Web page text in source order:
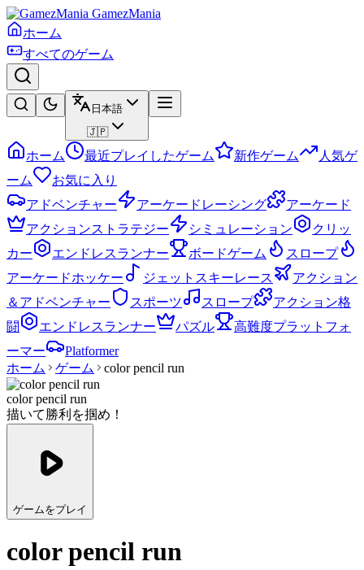
GamezMania
ホーム
すべてのゲーム
日本語
🇯🇵
ホーム 最近プレイしたゲーム 新作ゲーム
人気ゲ
ーム
お気に入り
アドベンチャー
アーケードレーシング
アーケード
アクションストラテジー
シミュレーション
クリッ
カー
エンドレスランナー ボードゲーム
スロープ
アーケードホッケー
ジェットスキーレース
アクション
＆アドベンチャー
スポーツ スロープ
アクション格
闘
エンドレスランナー パズル
高難度プラットフォ
ーマー
Platformer
ホーム
ゲーム color pencil run
color pencil run
描いて勝利を掴め！
ゲームをプレイ
color pencil run